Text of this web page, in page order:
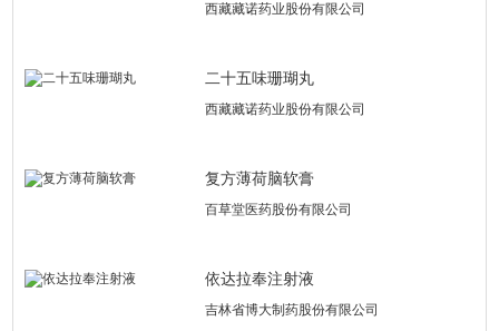
西藏藏诺药业股份有限公司
二十五味珊瑚丸
西藏藏诺药业股份有限公司
复方薄荷脑软膏
百草堂医药股份有限公司
依达拉奉注射液
吉林省博大制药股份有限公司